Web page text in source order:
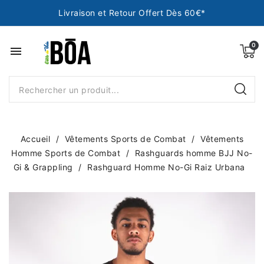
Livraison et Retour Offert Dès 60€*
menu
Accueil Vêtements Sports de Combat
Vêtements
Homme Sports de Combat
Rashguards homme BJJ No-
Gi & Grappling
Rashguard Homme No-Gi Raiz Urbana